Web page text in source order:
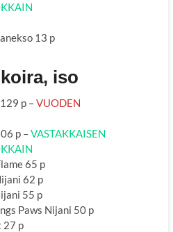
13 p
iso
p –VUODEN
p –VASTAKKAISEN
Flame 65 p
62 p
55 p
Paws Nijani 50 p
27 p